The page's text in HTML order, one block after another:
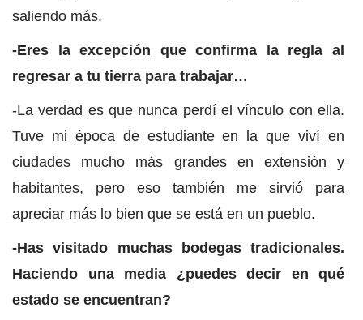
saliendo más.
-Eres la excepción que confirma la regla al
regresar a tu tierra para trabajar…
-La verdad es que nunca perdí el vínculo con ella.
Tuve mi época de estudiante en la que viví en
ciudades mucho más grandes en extensión y
habitantes, pero eso también me sirvió para
apreciar más lo bien que se está en un pueblo.
-Has visitado muchas bodegas tradicionales.
Haciendo una media ¿puedes decir en qué
estado se encuentran?